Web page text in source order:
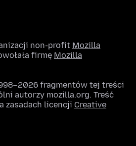
non-profit Mozilla
firmę Mozilla
fragmentów tej treści
autorzy mozilla.org. Treść
zasadach licencji Creative